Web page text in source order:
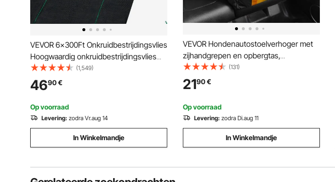
VEVOR 6x300Ft Onkruidbestrijdingsvlies
Hoogwaardig onkruidbestrijdingsvlies
Tuinvlies Scheurvast
(1,549)
4690€
Op voorraad
Levering: zodra Vr.aug 14
In Winkelmandje
VEVOR Hondenautostoelverhoger met
zijhandgrepen en opbergtas,
bevestigbare veiligheidsriem en PP-
katoenen vulling, Hondenautobed ​​voor
kleine honden tot 11 kg, Zwart
(131)
2190€
Op voorraad
Levering: zodra Di.aug 11
In Winkelmandje